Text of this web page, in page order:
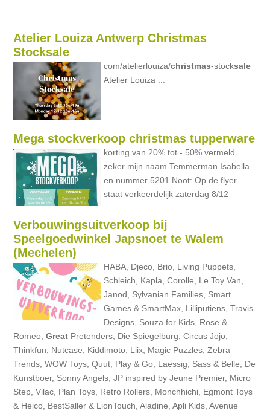
Atelier Louiza Antwerp Christmas
Stocksale
com/atelierlouiza/christmas-stocksale
Atelier Louiza ...
Mega stockverkoop christmas tupperware
korting van 20% tot - 50% vermeld
zeker mijn naam Temmerman Isabella
en nummer 5201 Noot: Op de flyer
staat verkeerdelijk zaterdag 8/12
Verbouwingsuitverkoop bij
Speelgoedwinkel Japsnoet te Walem
(Mechelen)
HABA, Djeco, Brio, Living Puppets,
Schleich, Kapla, Corolle, Le Toy Van,
Janod, Sylvanian Families, Smart
Games & SmartMax, Lilliputiens, Travis
Designs, Souza for Kids, Rose &
Romeo,Great Pretenders, Die Spiegelburg, Circus Jojo,
Thinkfun, Nutcase, Kiddimoto, Liix, Magic Puzzles, Zebra
Trends, WOW Toys, Quut, Play & Go, Laessig, Sass & Belle, De
Kunstboer, Sonny Angels, JP inspired by Jeune Premier, Micro
Step, Vilac, Plan Toys, Retro Rollers, Monchhichi, Egmont Toys
& Heico, BestSaller & LionTouch, Aladine, Apli Kids, Avenue